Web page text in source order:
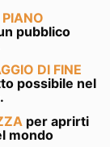
pubblico
DI FINE
possibile nel
per aprirti
mondo